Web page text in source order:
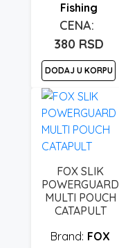
proizvoda.
Fishing
380 RSD
DODAJ U KORPU
FOX SLIK
POWERGUARD
MULTI POUCH
CATAPULT
FOX